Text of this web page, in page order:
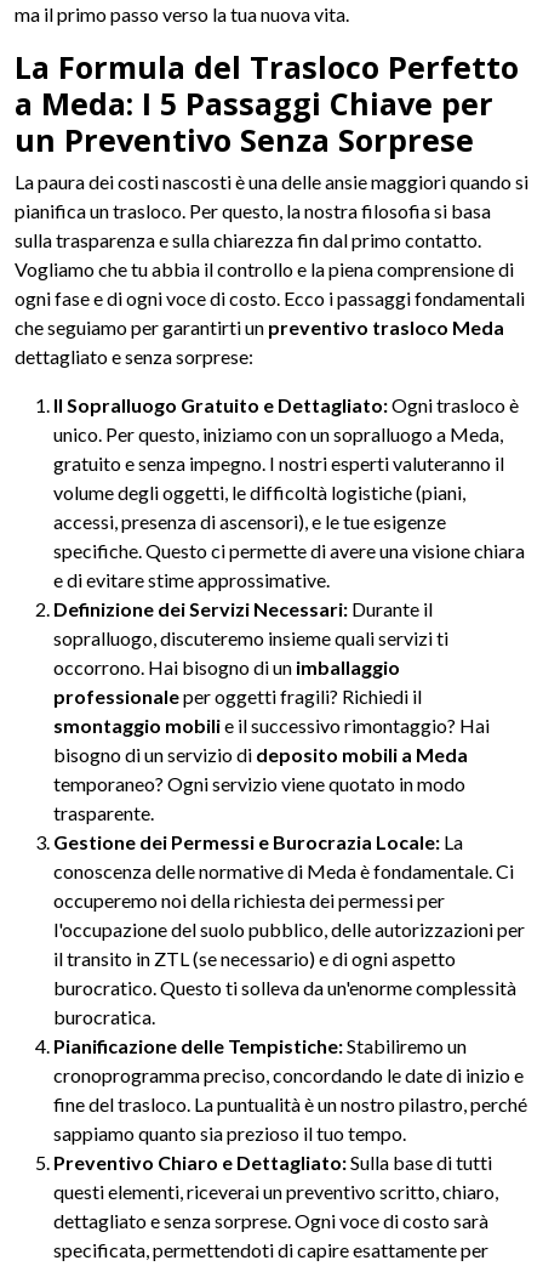
ma il primo passo verso la tua nuova vita.
La Formula del Trasloco Perfetto
a Meda: I 5 Passaggi Chiave per
un Preventivo Senza Sorprese
La paura dei costi nascosti è una delle ansie maggiori quando si
pianifica un trasloco. Per questo, la nostra filosofia si basa
sulla trasparenza e sulla chiarezza fin dal primo contatto.
Vogliamo che tu abbia il controllo e la piena comprensione di
ogni fase e di ogni voce di costo. Ecco i passaggi fondamentali
che seguiamo per garantirti un preventivo trasloco Meda
dettagliato e senza sorprese:
Il Sopralluogo Gratuito e Dettagliato:Ogni trasloco è
unico. Per questo, iniziamo con un sopralluogo a Meda,
gratuito e senza impegno. I nostri esperti valuteranno il
volume degli oggetti, le difficoltà logistiche (piani,
accessi, presenza di ascensori), e le tue esigenze
specifiche. Questo ci permette di avere una visione chiara
e di evitare stime approssimative.
Definizione dei Servizi Necessari: Durante il
sopralluogo, discuteremo insieme quali servizi ti
occorrono. Hai bisogno di un imballaggio
professionaleper oggetti fragili? Richiedi il
smontaggio mobilie il successivo rimontaggio? Hai
bisogno di un servizio di deposito mobili a Meda
temporaneo? Ogni servizio viene quotato in modo
trasparente.
Gestione dei Permessi e Burocrazia Locale: La
conoscenza delle normative di Meda è fondamentale. Ci
occuperemo noi della richiesta dei permessi per
l'occupazione del suolo pubblico, delle autorizzazioni per
il transito in ZTL (se necessario) e di ogni aspetto
burocratico. Questo ti solleva da un'enorme complessità
burocratica.
Pianificazione delle Tempistiche:Stabiliremo un
cronoprogramma preciso, concordando le date di inizio e
fine del trasloco. La puntualità è un nostro pilastro, perché
sappiamo quanto sia prezioso il tuo tempo.
Preventivo Chiaro e Dettagliato:Sulla base di tutti
questi elementi, riceverai un preventivo scritto, chiaro,
dettagliato e senza sorprese. Ogni voce di costo sarà
specificata, permettendoti di capire esattamente per